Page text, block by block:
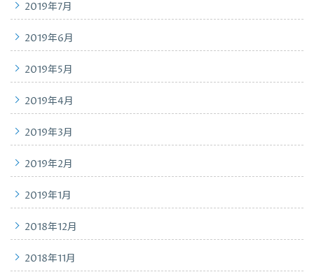
2019年7月
2019年6月
2019年5月
2019年4月
2019年3月
2019年2月
2019年1月
2018年12月
2018年11月